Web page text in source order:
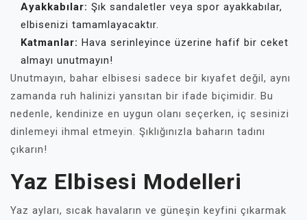
Ayakkabılar: Şık sandaletler veya spor ayakkabılar,
elbisenizi tamamlayacaktır.
Katmanlar: Hava serinleyince üzerine hafif bir ceket
almayı unutmayın!
Unutmayın, bahar elbisesi sadece bir kıyafet değil, aynı
zamanda ruh halinizi yansıtan bir ifade biçimidir. Bu
nedenle, kendinize en uygun olanı seçerken, iç sesinizi
dinlemeyi ihmal etmeyin. Şıklığınızla baharın tadını
çıkarın!
Yaz Elbisesi Modelleri
Yaz ayları, sıcak havaların ve güneşin keyfini çıkarmak